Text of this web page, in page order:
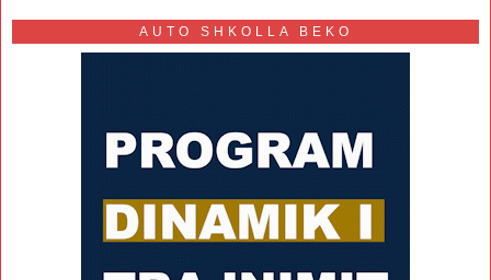
AUTO SHKOLLA BEKO